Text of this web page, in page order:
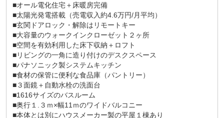
■オール電化住宅＋床暖房完備
■太陽光発電搭載（売電収入約4.6万円/月平均）
■玄関ドアロック・解除はリモートキー
■大容量のウォークインクローゼット２ヶ所
■空間を有効利用した床下収納＋ロフト
■リビングの一角に造り付けのデスクスペース
■パナソニック製システムキッチン
■食材の保管に便利な食品庫（パントリー）
■３面鏡＋自動水栓の洗面台
■1616サイズのバスルーム
■奥行１.３ｍ×幅11ｍのワイドバルコニー
■本体とは別にハウスメーカー製の平屋１棟あり